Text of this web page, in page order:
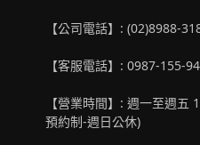
【公司電話】: (02)8988-
【客服電話】: 0987-155-
【營業時間】: 週一至週
預約制-週日公休)